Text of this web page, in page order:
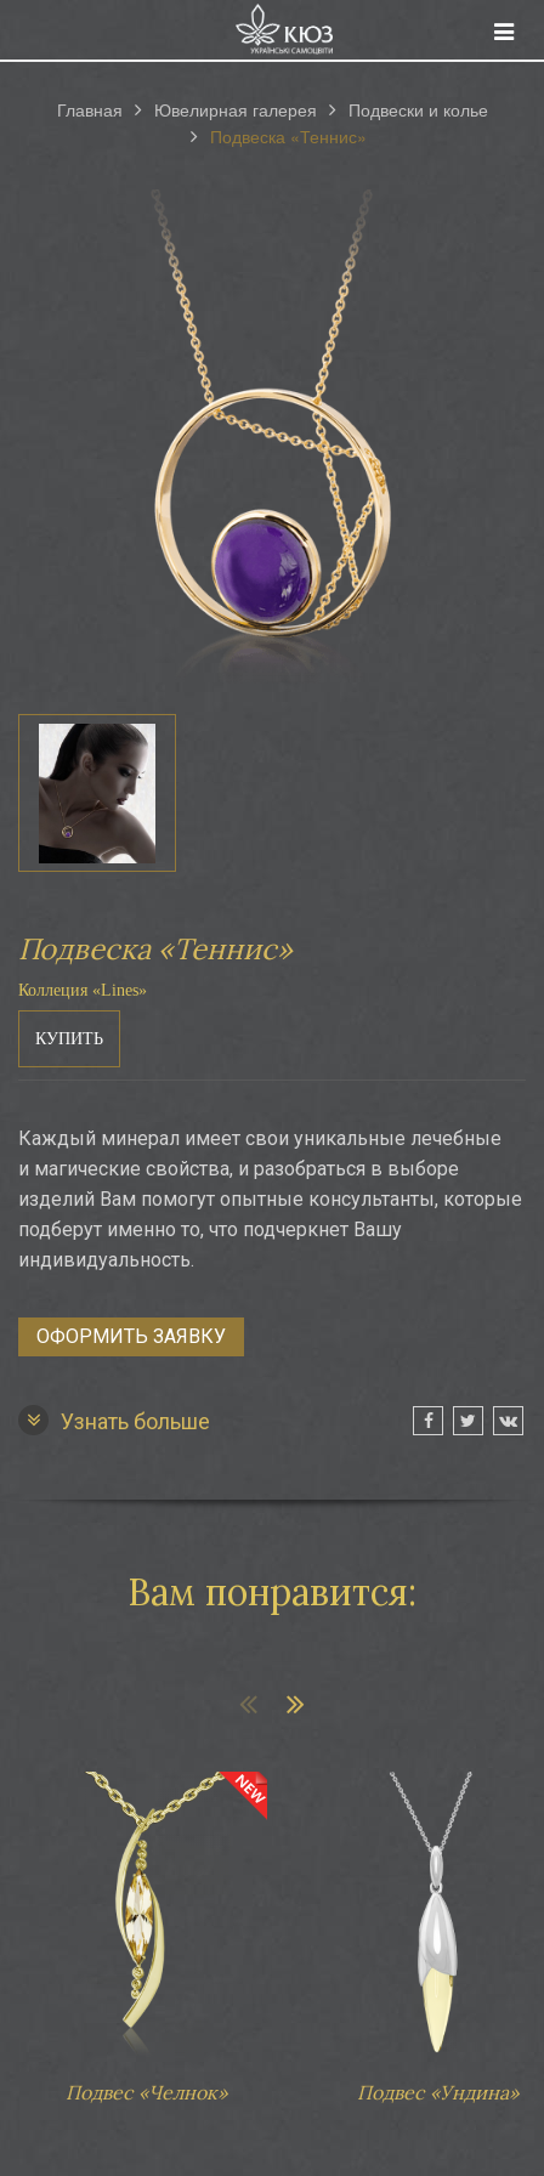
Главная Ювелирная галерея
Подвески и колье
Подвеска «Теннис»
Подвеска «Теннис»
Коллеция «Lines»
КУПИТЬ
Каждый минерал имеет свои уникальные лечебные
и магические свойства, и разобраться в выборе
изделий Вам помогут опытные консультанты, которые
подберут именно то, что подчеркнет Вашу
индивидуальность.
ОФОРМИТЬ ЗАЯВКУ
Узнать больше
Вам понравится:
Подвес «Челнок» Подвес «Ундина»